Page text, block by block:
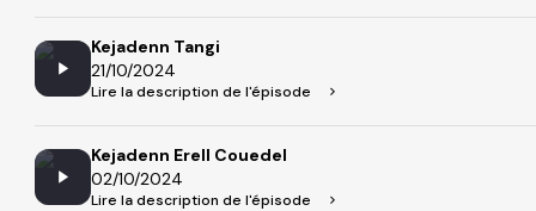
Kejadenn Tangi
21/10/2024
Lire la description de l'épisode
Kejadenn Erell Couedel
02/10/2024
Lire la description de l'épisode